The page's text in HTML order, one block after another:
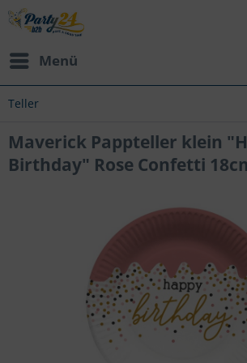
Menü
Teller
Maverick Pappteller klein
Birthday" Rose Confetti